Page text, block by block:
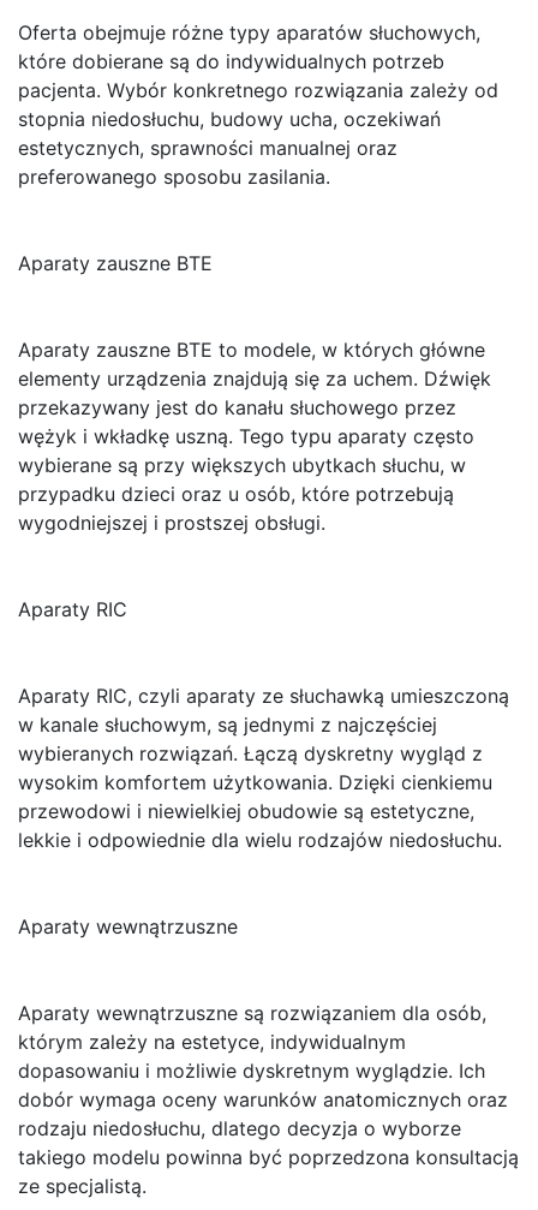
Oferta obejmuje różne typy aparatów słuchowych,
które dobierane są do indywidualnych potrzeb
pacjenta. Wybór konkretnego rozwiązania zależy od
stopnia niedosłuchu, budowy ucha, oczekiwań
estetycznych, sprawności manualnej oraz
preferowanego sposobu zasilania.
Aparaty zauszne BTE
Aparaty zauszne BTE to modele, w których główne
elementy urządzenia znajdują się za uchem. Dźwięk
przekazywany jest do kanału słuchowego przez
wężyk i wkładkę uszną. Tego typu aparaty często
wybierane są przy większych ubytkach słuchu, w
przypadku dzieci oraz u osób, które potrzebują
wygodniejszej i prostszej obsługi.
Aparaty RIC
Aparaty RIC, czyli aparaty ze słuchawką umieszczoną
w kanale słuchowym, są jednymi z najczęściej
wybieranych rozwiązań. Łączą dyskretny wygląd z
wysokim komfortem użytkowania. Dzięki cienkiemu
przewodowi i niewielkiej obudowie są estetyczne,
lekkie i odpowiednie dla wielu rodzajów niedosłuchu.
Aparaty wewnątrzuszne
Aparaty wewnątrzuszne są rozwiązaniem dla osób,
którym zależy na estetyce, indywidualnym
dopasowaniu i możliwie dyskretnym wyglądzie. Ich
dobór wymaga oceny warunków anatomicznych oraz
rodzaju niedosłuchu, dlatego decyzja o wyborze
takiego modelu powinna być poprzedzona konsultacją
ze specjalistą.